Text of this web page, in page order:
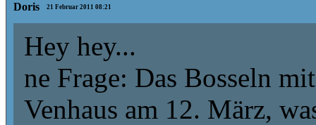
Doris 21 Februar 2011 08:21
Hey hey...
ne Frage: Das Bosseln
Venhaus am 12. März,